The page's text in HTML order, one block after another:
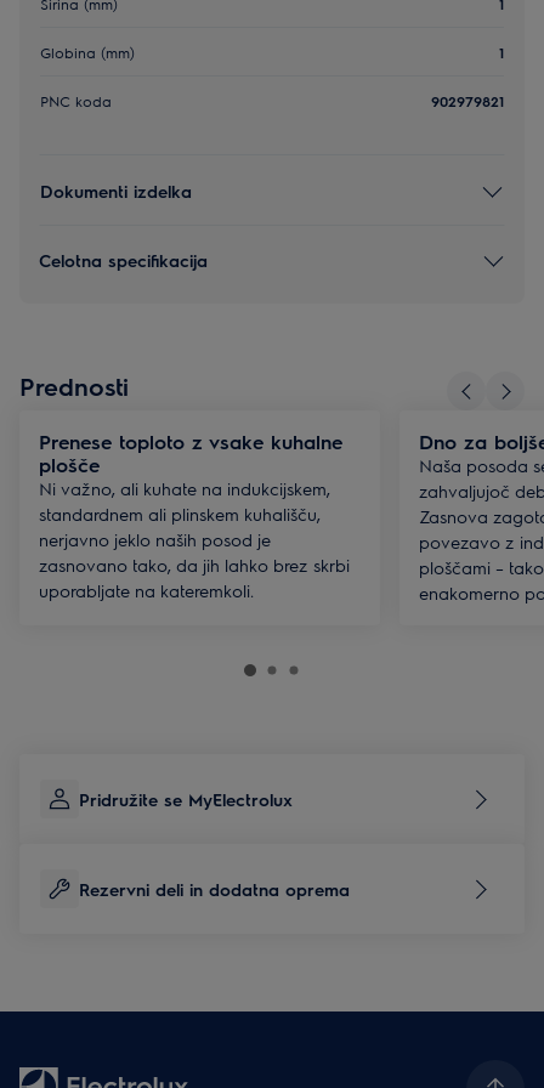
Globina (mm) 1
PNC koda 902979821
Dokumenti izdelka
Celotna specifikacija
Prednosti
Prenese toploto z vsake kuhalne
plošče
Ni važno, ali kuhate na indukcijskem,
standardnem ali plinskem kuhališču,
nerjavno jeklo naših posod je
zasnovano tako, da jih lahko brez skrbi
uporabljate na kateremkoli.
Dno za
Naša posoda
zahvaljujoč
Zasnova
povezavo z
ploščami –
enakomerno
Pridružite se MyElectrolux
Rezervni deli in dodatna oprema